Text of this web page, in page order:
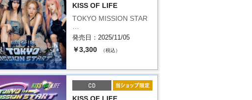
KISS OF LIFE
TOKYO MISSION STAR
…
発売日：2025/11/05
￥3,300 （税込）